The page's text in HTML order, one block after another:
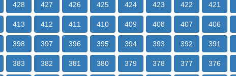
428 427 426 425 424 423 422 421
413 412 411 410 409 408 407 406
398 397 396 395 394 393 392 391
383 382 381 380 379 378 377 376